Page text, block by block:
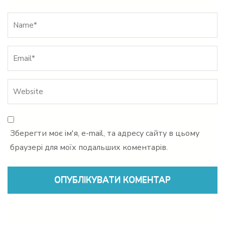
Зберегти моє ім'я, e-mail, та адресу сайту в цьому
браузері для моїх подальших коментарів.